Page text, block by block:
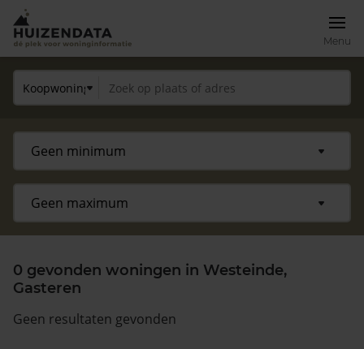
Menu
Zoek een woning
0 gevonden woningen in Westeinde,
Gasteren
Geen resultaten gevonden